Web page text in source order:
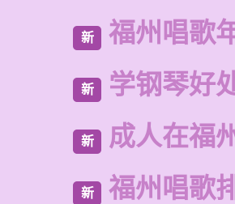
新 福州唱歌
新 学钢琴好
新 成人在福
新 福州唱歌